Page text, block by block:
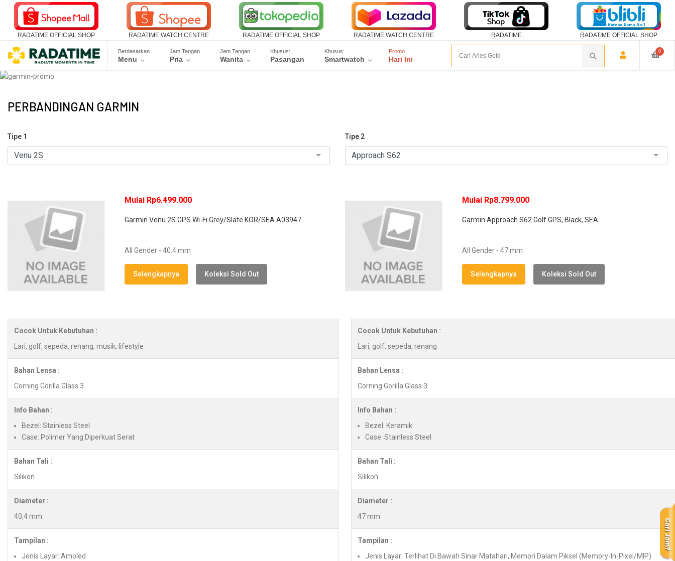
RADATIME OFFICIAL SHOP RADATIME WATCH CENTRE RADATIME OFFICIAL SHOP RADATIME WATCH CENTRE RADATIME RADATIME OFFICIAL SHOP
Berdasarkan
Menu
Jam Tangan
Pria
Jam Tangan
Wanita
Khusus:
Pasangan
Khusus:
Smartwatch
Promo
Hari Ini
0
PERBANDINGAN GARMIN
Tipe 1 Tipe 2
Mulai Rp6.499.000
Garmin Venu 2S GPS Wi-Fi Grey/Slate KOR/SEA A03947
All Gender - 40.4 mm
Selengkapnya Koleksi Sold Out
Mulai Rp8.799.000
Garmin Approach S62 Golf GPS, Black, SEA
All Gender - 47 mm
Selengkapnya Koleksi Sold Out
Cocok Untuk Kebutuhan :
Lari, golf, sepeda, renang, musik, lifestyle
Cocok Untuk Kebutuhan :
Lari, golf, sepeda, renang
Bahan Lensa :
Corning Gorilla Glass 3
Bahan Lensa :
Corning Gorilla Glass 3
Info Bahan :
Bezel: Stainless Steel
Case: Polimer Yang Diperkuat Serat
Info Bahan :
Bezel: Keramik
Case: Stainless Steel
Bahan Tali :
Silikon
Bahan Tali :
Silikon
Diameter :
40,4 mm
Diameter :
47 mm
Tampilan :
Jenis Layar: Amoled
Tampilan :
Jenis Layar: Terlihat Di Bawah Sinar Matahari, Memori Dalam Piksel (Memory-In-Pixel/MIP)